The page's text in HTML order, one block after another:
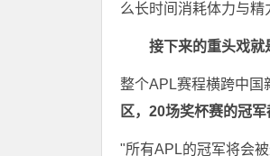
么长时间消耗体力与精
接下来的重头戏就
整个APL赛程横跨中国
区，20场奖杯赛的冠
"所有APL的冠军将会